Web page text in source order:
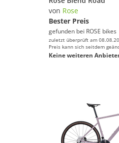
von Rose
Bester Preis
gefunden bei ROSE bikes
zuletzt überprüft am
Preis kann sich seitdem
Keine weiteren